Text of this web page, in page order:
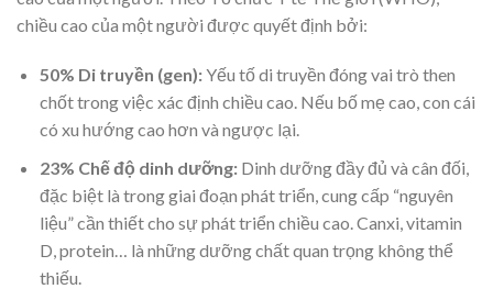
chiều cao của một người được quyết định bởi:
50% Di truyền (gen):Yếu tố di truyền đóng vai trò then
chốt trong việc xác định chiều cao. Nếu bố mẹ cao, con cái
có xu hướng cao hơn và ngược lại.
23% Chế độ dinh dưỡng:Dinh dưỡng đầy đủ và cân đối,
đặc biệt là trong giai đoạn phát triển, cung cấp “nguyên
liệu” cần thiết cho sự phát triển chiều cao. Canxi, vitamin
D, protein… là những dưỡng chất quan trọng không thể
thiếu.